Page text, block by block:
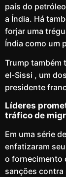
país do
a Índia. Há
forjar uma
Índia como um
Trump também
el-Sissi , um
presidente
Líderes
tráfico de
Em uma série
enfatizaram
o fornecimento
sanções